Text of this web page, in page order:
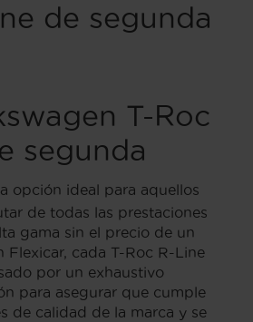
de segunda
T-Roc
segunda
opción ideal para aquellos
de todas las prestaciones
gama sin el precio de un
Flexicar, cada T-Roc R-Line
por un exhaustivo
para asegurar que cumple
de calidad de la marca y se